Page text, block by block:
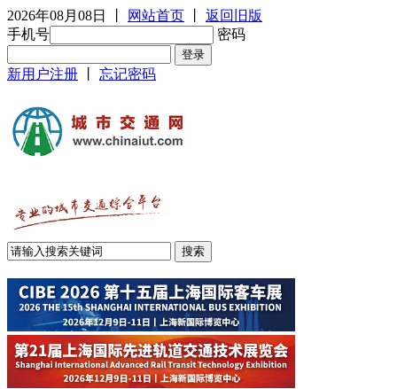
2026年08月08日 网站首页
返回旧版
手机号
密码
新用户注册 忘记密码